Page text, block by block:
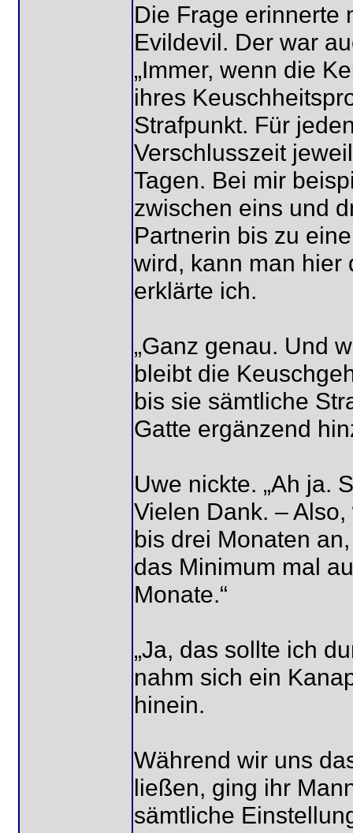
Die Frage erinnerte
Evildevil. Der war
„Immer, wenn die
ihres
Strafpunkt. Für
Verschlusszeit
Tagen. Bei mir
zwischen eins und
Partnerin bis zu
wird, kann man hier
erklärte ich.
„Ganz genau. Und
bleibt die
bis sie sämtliche
Gatte ergänzend
Uwe nickte. „Ah ja.
Vielen Dank. –
bis drei Monaten
das Minimum mal
Monate.“
„Ja, das sollte ich
nahm sich ein
hinein.
Während wir uns
ließen, ging ihr
sämtliche